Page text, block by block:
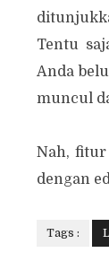
Tentu
Anda
muncul
Nah, fitur
dengan
Tags :